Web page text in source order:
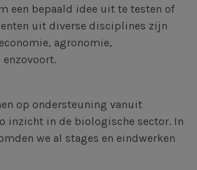
een bepaald idee uit te testen of
uit diverse disciplines zijn
agronomie,
op ondersteuning vanuit
inzicht in de biologische sector. In
we al stages en eindwerken